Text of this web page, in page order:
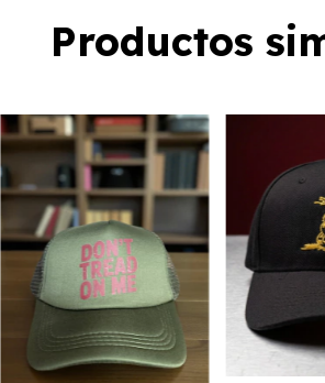
Productos